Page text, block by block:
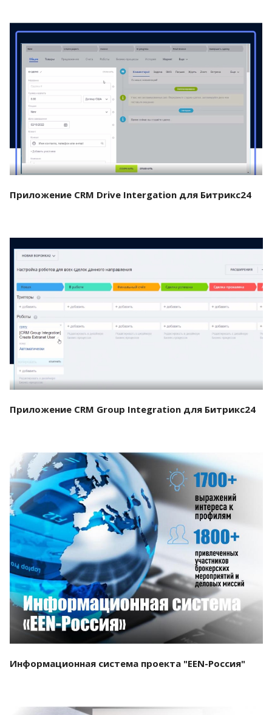
Смотреть проект
Приложение CRM Drive Intergation для Битрикс24
Смотреть проект
Приложение CRM Group Integration для Битрикс24
Смотреть проект
Информационная система проекта "EEN-Россия"